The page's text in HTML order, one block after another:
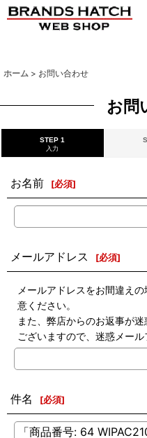
ホーム > お問い合わせ
お問
STEP 1
入力
お名前 [必須]
メールアドレス [必須]
メールアドレスをお間違え
意ください。
また、弊店からのお返事が
ございますので、迷惑メール
件名 [必須]